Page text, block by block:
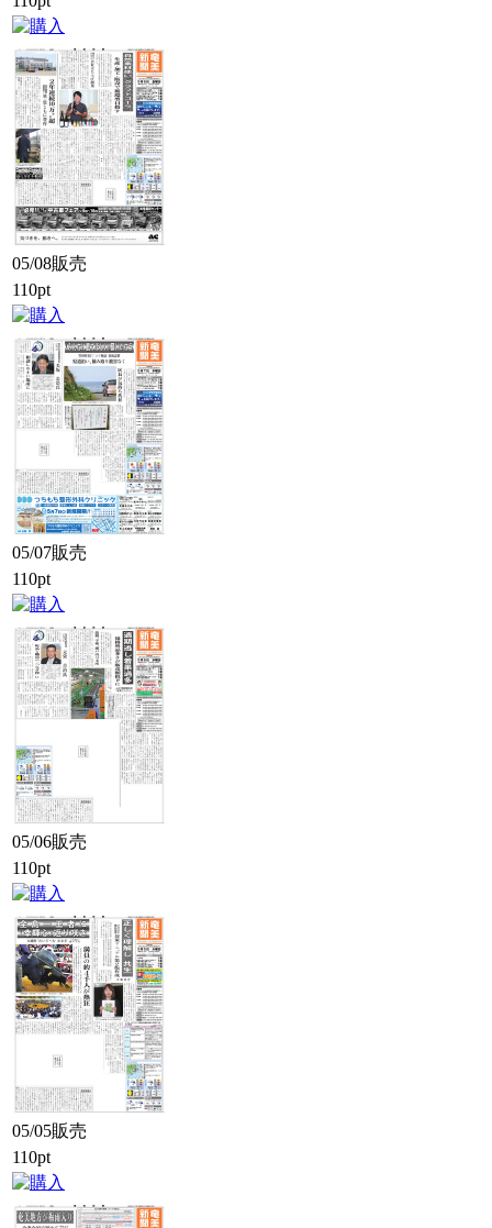
05/08販売
110pt
05/07販売
110pt
05/06販売
110pt
05/05販売
110pt